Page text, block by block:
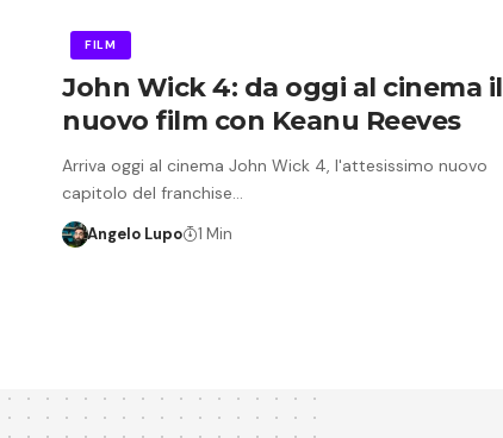
FILM
John Wick 4: da oggi al cinema il
nuovo film con Keanu Reeves
Arriva oggi al cinema John Wick 4, l'attesissimo nuovo
capitolo del franchise…
Angelo Lupo 1 Min